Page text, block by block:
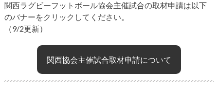
関西ラグビーフットボール協会主催試合の取材申請は以下
のバナーをクリックしてください。
（9/2更新）
関西協会主催試合取材申請について